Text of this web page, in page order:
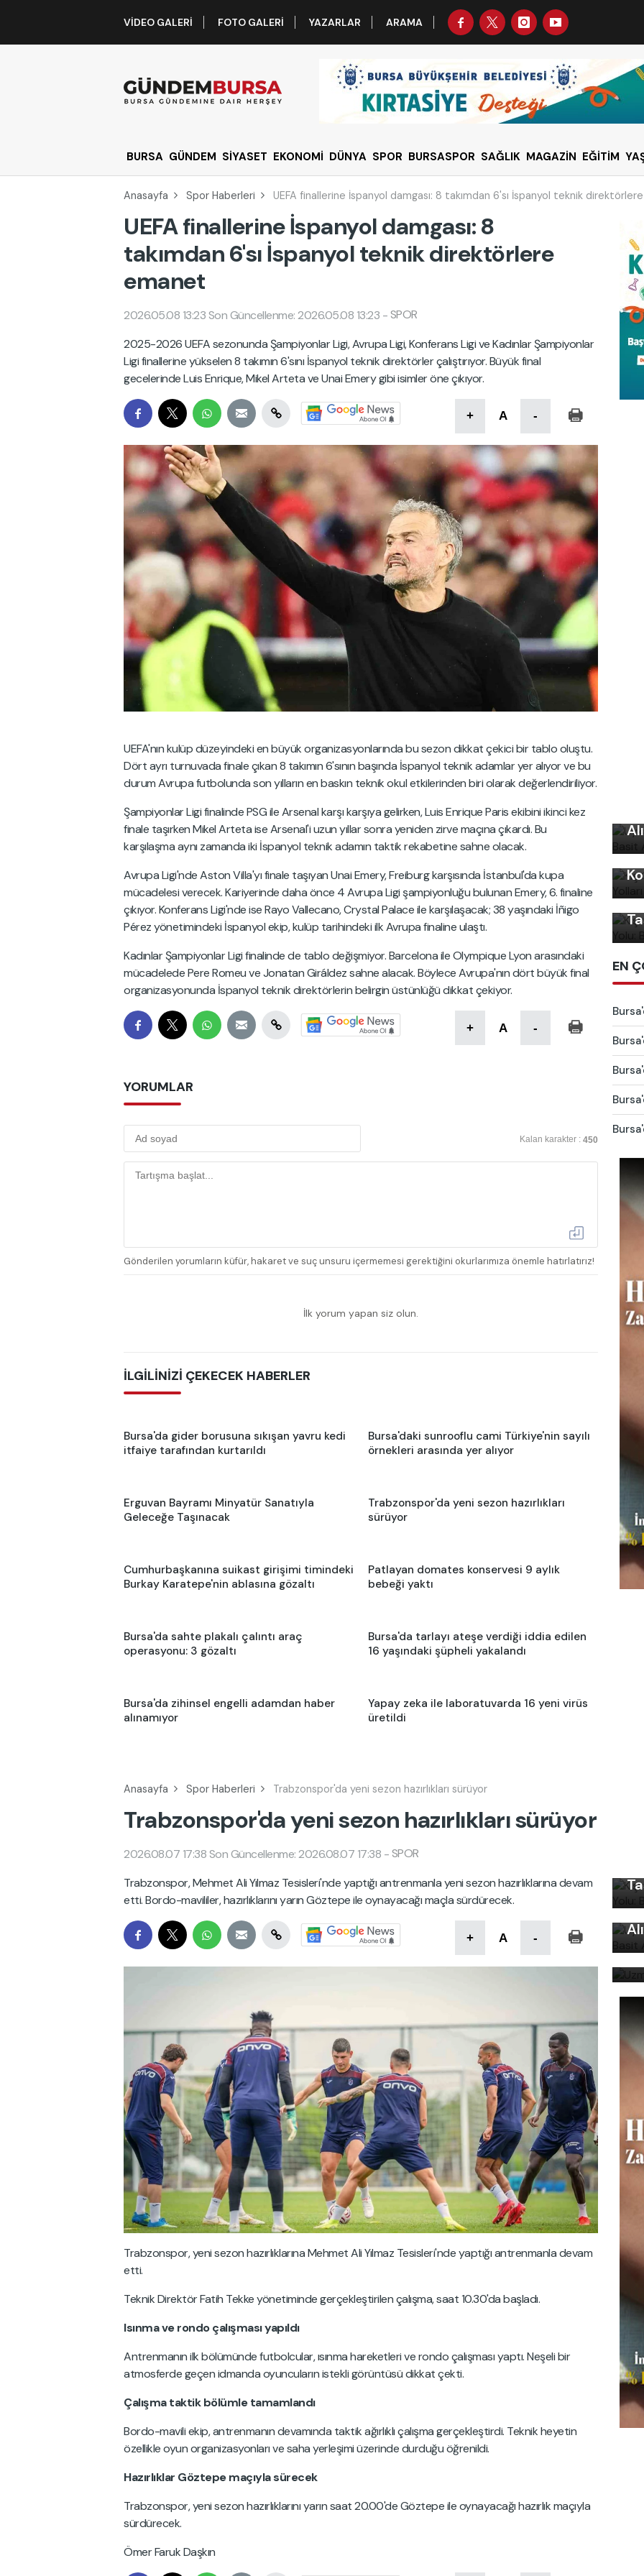
VIDEO GALERI FOTO GALERI YAZARLAR ARAMA
BURSA GÜNDEM SİYASET EKONOMİ DÜNYA SPOR BURSASPOR SAĞLIK MAGAZİN EĞİTİM
Anasayfa Spor Haberleri UEFA finallerine İspanyol damgası: 8 takımdan 6'sı İspanyol teknik
UEFA finallerine İspanyol damgası: 8
takımdan 6'sı İspanyol teknik direktörlere
emanet
2026.05.08 13:23 Son Güncellenme: 2026.05.08 13:23 -SPOR
2025-2026 UEFA sezonunda Şampiyonlar Ligi, Avrupa Ligi, Konferans Ligi ve Kadınlar Şampiyonlar
Ligi finallerine yükselen 8 takımın 6'sını İspanyol teknik direktörler çalıştırıyor. Büyük final
gecelerinde Luis Enrique, Mikel Arteta ve Unai Emery gibi isimler öne çıkıyor.
+ A -
UEFA'nın kulüp düzeyindeki en büyük organizasyonlarında bu sezon dikkat çekici bir tablo oluştu.
Dört ayrı turnuvada finale çıkan 8 takımın 6'sının başında İspanyol teknik adamlar yer alıyor ve bu
durum Avrupa futbolunda son yılların en baskın teknik okul etkilerinden biri olarak değerlendiriliyor.
Şampiyonlar Ligi finalinde PSG ile Arsenal karşı karşıya gelirken, Luis Enrique Paris ekibini ikinci kez
finale taşırken Mikel Arteta ise Arsenal'i uzun yıllar sonra yeniden zirve maçına çıkardı. Bu
karşılaşma aynı zamanda iki İspanyol teknik adamın taktik rekabetine sahne olacak.
Avrupa Ligi'nde Aston Villa'yı finale taşıyan Unai Emery, Freiburg karşısında İstanbul'da kupa
mücadelesi verecek. Kariyerinde daha önce 4 Avrupa Ligi şampiyonluğu bulunan Emery, 6. finaline
çıkıyor. Konferans Ligi'nde ise Rayo Vallecano, Crystal Palace ile karşılaşacak; 38 yaşındaki İñigo
Pérez yönetimindeki İspanyol ekip, kulüp tarihindeki ilk Avrupa finaline ulaştı.
Kadınlar Şampiyonlar Ligi finalinde de tablo değişmiyor. Barcelona ile Olympique Lyon arasındaki
mücadelede Pere Romeu ve Jonatan Giráldez sahne alacak. Böylece Avrupa'nın dört büyük final
organizasyonunda İspanyol teknik direktörlerin belirgin üstünlüğü dikkat çekiyor.
+ A -
YORUMLAR
Kalan karakter : 450
Gönderilen yorumların küfür, hakaret ve suç unsuru içermemesi gerektiğini okurlarımıza önemle hatırlatırız!
İlk yorum yapan siz olun.
İLGİLİNİZİ ÇEKECEK HABERLER
Bursa'da gider borusuna sıkışan yavru kedi
itfaiye tarafından kurtarıldı
Bursa'daki sunrooflu cami Türkiye'nin sayılı
örnekleri arasında yer alıyor
Erguvan Bayramı Minyatür Sanatıyla
Geleceğe Taşınacak
Trabzonspor'da yeni sezon hazırlıkları
sürüyor
Cumhurbaşkanına suikast girişimi timindeki
Burkay Karatepe'nin ablasına gözaltı
Patlayan domates konservesi 9 aylık
bebeği yaktı
Bursa'da sahte plakalı çalıntı araç
operasyonu: 3 gözaltı
Bursa'da tarlayı ateşe verdiği iddia edilen
16 yaşındaki şüpheli yakalandı
Bursa'da zihinsel engelli adamdan haber
alınamıyor
Yapay zeka ile laboratuvarda 16 yeni virüs
üretildi
EN
Anasayfa Spor Haberleri Trabzonspor'da yeni sezon hazırlıkları sürüyor
Trabzonspor'da yeni sezon hazırlıkları sürüyor
2026.08.07 17:38 Son Güncellenme: 2026.08.07 17:38 -SPOR
Trabzonspor, Mehmet Ali Yılmaz Tesisleri'nde yaptığı antrenmanla yeni sezon hazırlıklarına devam
etti. Bordo-mavililer, hazırlıklarını yarın Göztepe ile oynayacağı maçla sürdürecek.
+ A -
Trabzonspor, yeni sezon hazırlıklarına Mehmet Ali Yılmaz Tesisleri'nde yaptığı antrenmanla devam
etti.
Teknik Direktör Fatih Tekke yönetiminde gerçekleştirilen çalışma, saat 10.30'da başladı.
Isınma ve rondo çalışması yapıldı
Antrenmanın ilk bölümünde futbolcular, ısınma hareketleri ve rondo çalışması yaptı. Neşeli bir
atmosferde geçen idmanda oyuncuların istekli görüntüsü dikkat çekti.
Çalışma taktik bölümle tamamlandı
Bordo-mavili ekip, antrenmanın devamında taktik ağırlıklı çalışma gerçekleştirdi. Teknik heyetin
özellikle oyun organizasyonları ve saha yerleşimi üzerinde durduğu öğrenildi.
Hazırlıklar Göztepe maçıyla sürecek
Trabzonspor, yeni sezon hazırlıklarını yarın saat 20.00'de Göztepe ile oynayacağı hazırlık maçıyla
sürdürecek.
Ömer Faruk Daşkın